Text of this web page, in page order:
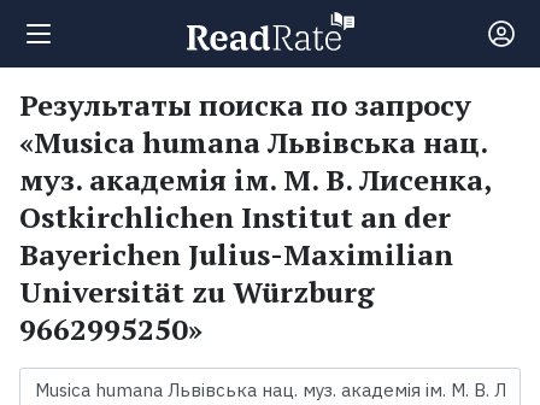
Поиск
Новости
Рейтинги
Книги
Результаты поиска по запросу
«Musica humana Львівська нац.
муз. академія ім. М. В. Лисенка,
Ostkirchlichen Institut an der
Bayerichen Julius-Maximilian
Universität zu Würzburg
9662995250»